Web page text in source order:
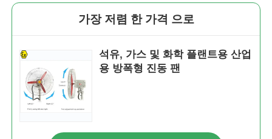
가장 저렴 한 가격 으로
석유, 가스 및 화학 플랜트용 산업
용 방폭형 진동 팬